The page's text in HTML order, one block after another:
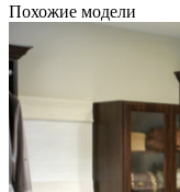
Похожие модели